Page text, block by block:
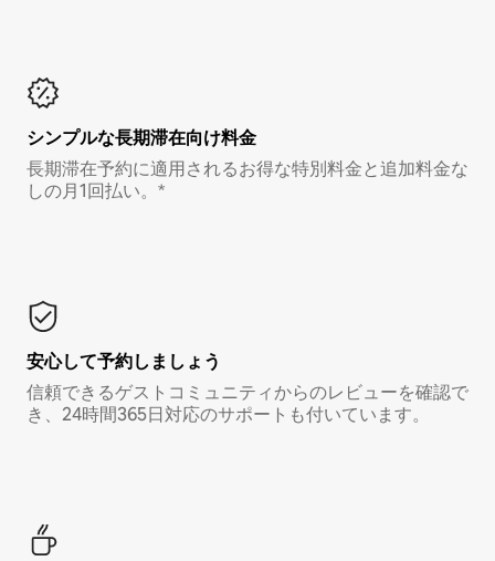
シンプルな長期滞在向け料金
長期滞在予約に適用されるお得な特別料金と追加料金な
しの月1回払い。*
安心して予約しましょう
信頼できるゲストコミュニティからのレビューを確認で
き、24時間365日対応のサポートも付いています。